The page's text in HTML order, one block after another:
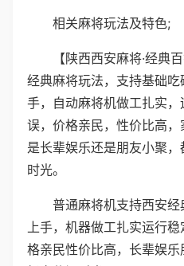
相关麻将玩法及特色;
【陕西西安麻将·经典
经典麻将玩法，支持基础
手，自动麻将机做工扎实
误，价格亲民，性价比高
是长辈娱乐还是朋友小聚
时光。
普通麻将机支持西安
上手，机器做工扎实运行
格亲民性价比高，长辈娱乐